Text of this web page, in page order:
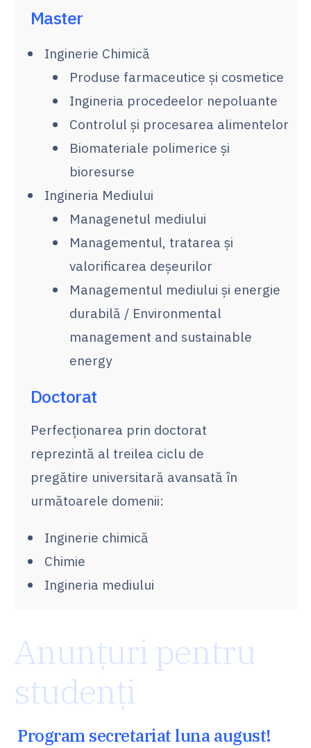
Master
Inginerie Chimică
Produse farmaceutice și cosmetice
Ingineria procedeelor nepoluante
Controlul și procesarea alimentelor
Biomateriale polimerice și
bioresurse
Ingineria Mediului
Managenetul mediului
Managementul, tratarea și
valorificarea deșeurilor
Managementul mediului și energie
durabilă / Environmental
management and sustainable
energy
Doctorat
Perfecţionarea prin doctorat
reprezintă al treilea ciclu de
pregătire universitară avansată în
următoarele domenii:
Inginerie chimică
Chimie
Ingineria mediului
Anunțuri pentru
studenți
Program secretariat luna august!